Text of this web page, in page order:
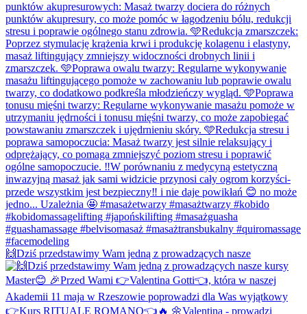
🙌Dziś przedstawimy Wam jedną z prowadzących nasze